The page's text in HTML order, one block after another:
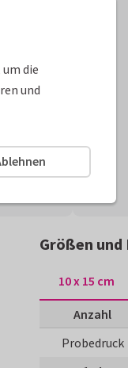
Größen und
10 x 15 cm
Anzahl
Probedruck
die
und